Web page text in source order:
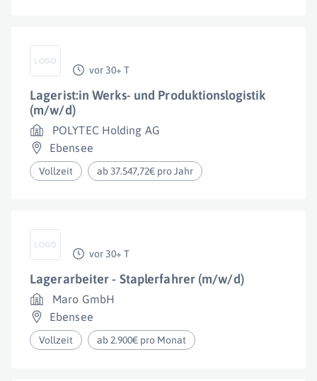
vor 30+ T
Lagerist:in Werks- und Produktionslogistik
(m/w/d)
POLYTEC Holding AG
Ebensee
Vollzeit ab 37.547,72€ pro Jahr
vor 30+ T
Lagerarbeiter - Staplerfahrer (m/w/d)
Maro GmbH
Ebensee
Vollzeit ab 2.900€ pro Monat